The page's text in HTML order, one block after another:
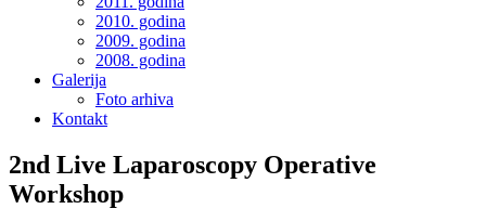
2010. godina
2009. godina
2008. godina
Galerija
Foto arhiva
Kontakt
2nd Live Laparoscopy Operative
Workshop